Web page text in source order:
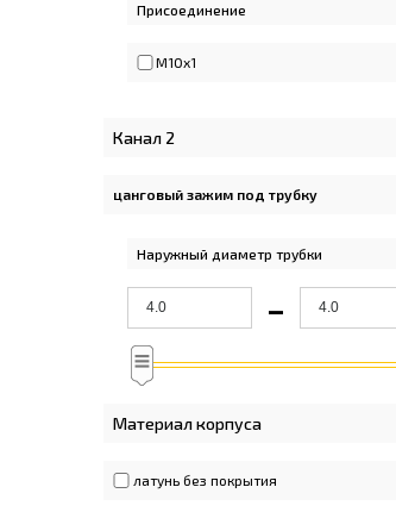
Присоединение
M10x1
Канал 2
цанговый зажим под трубку
Apply цанговый зажим под трубку filter
Наружный диаметр трубки
-
Материал корпуса
латунь без покрытия